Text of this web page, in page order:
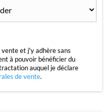
et j'y adhère sans
à pouvoir bénéficier du
auquel je déclare
de vente.